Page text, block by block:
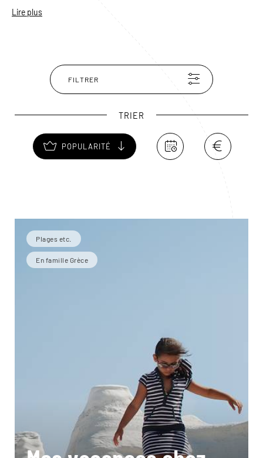
site, la vue sur la mer et l'île est très belle. Si vous
Lire plus
FILTRER
TRIER
POPULARITÉ
Plages etc.
En famille Grèce